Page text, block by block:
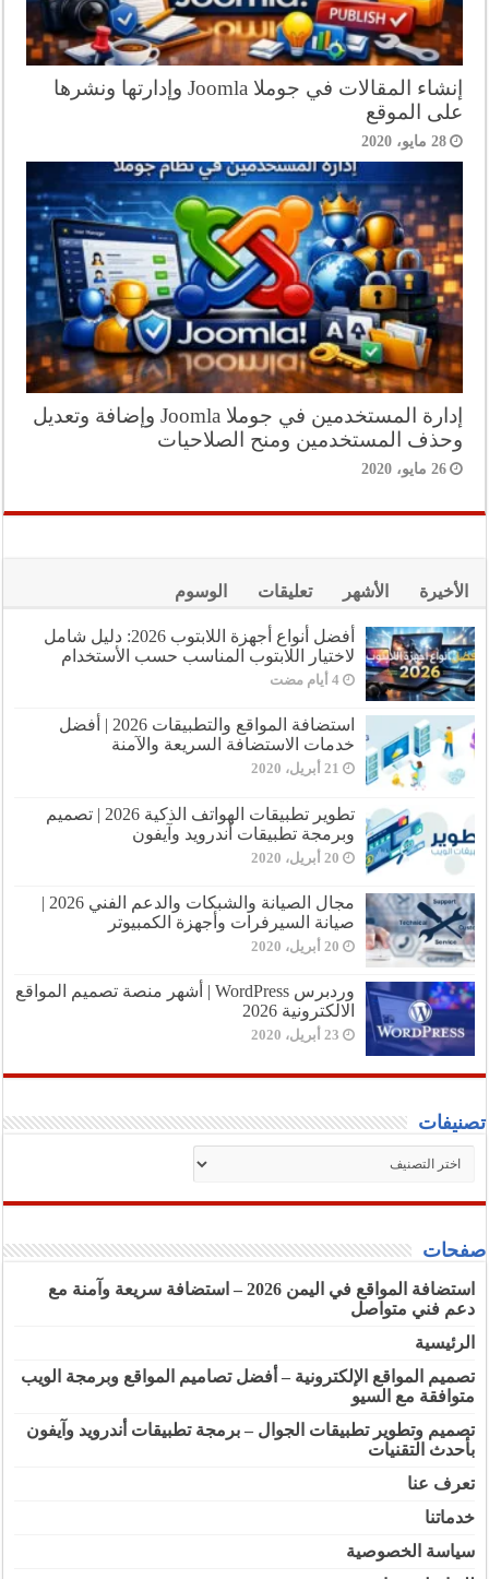
إنشاء المقالات في جوملا Joomla وإدارتها ونشرها
على الموقع
28 مايو، 2020
إدارة المستخدمين في جوملا Joomla وإضافة وتعديل
وحذف المستخدمين ومنح الصلاحيات
26 مايو، 2020
الأخيرة الأشهر تعليقات الوسوم
أفضل أنواع أجهزة اللابتوب 2026: دليل شامل
لاختيار اللابتوب المناسب حسب الأستخدام
استضافة المواقع والتطبيقات 2026 | أفضل
خدمات الاستضافة السريعة والآمنة
21 أبريل، 2020
تطوير تطبيقات الهواتف الذكية 2026 | تصميم
وبرمجة تطبيقات أندرويد وآيفون
20 أبريل، 2020
مجال الصيانة والشبكات والدعم الفني 2026 |
صيانة السيرفرات وأجهزة الكمبيوتر
20 أبريل، 2020
وردبرس WordPress | أشهر منصة تصميم المواقع
الالكترونية 2026
23 أبريل، 2020
تصنيفات
تصنيفات
صفحات
استضافة المواقع في اليمن 2026 – استضافة سريعة وآمنة مع
دعم فني متواصل
الرئيسية
تصميم المواقع الإلكترونية – أفضل تصاميم المواقع وبرمجة الويب
متوافقة مع السيو
تصميم وتطوير تطبيقات الجوال – برمجة تطبيقات أندرويد وآيفون
بأحدث التقنيات
تعرف عنا
خدماتنا
سياسة الخصوصية